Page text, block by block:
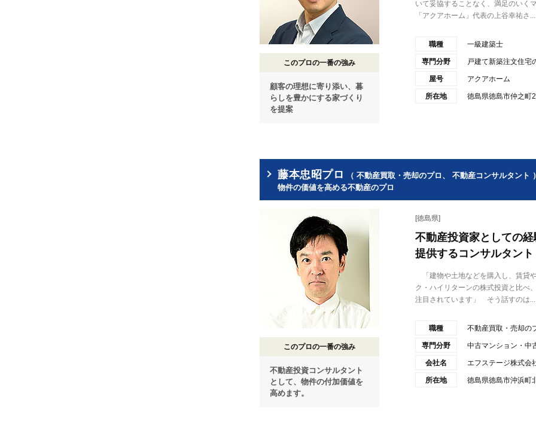
このプロの一番の強み
顧客の理想に寄り添い、暮
らしを豊かにする家づくり
を提案
いて妥協することなく、満足のい
「アクアホーム」代表の上谷幸祐さ...
職種 一級建築士
専門分野 戸建て新築注文住宅
屋号 アクアホーム
所在地 徳島県徳島市仲之
藤本忠昭プロ
（ 不動産買取・売却のプロ、 不動産コンサルタント
物件の価値を高める不動産のプロ
このプロの一番の強み
不動産投資コンサルタント
として、物件の付加価値を
高めます。
[徳島県]
不動産投資家としての
提供するコンサルタント
「建物や土地などを購入し、賃貸
ク・ハイリターンの株式投資と比べ
注目されています」 そう話すのは...
職種 不動産買取・売却の
専門分野 中古マンション・中
会社名 エフステージ株式会
所在地 徳島県徳島市沖浜町